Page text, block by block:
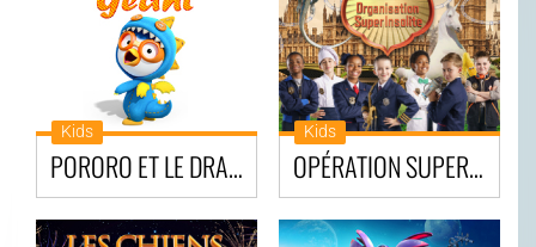
Kids
PORORO ET LE DRAGON GÉANT
Kids
OPÉRATION SUPER INSOLITE